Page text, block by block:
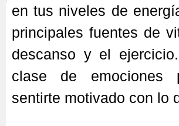
en tus niveles de
principales fuentes de
descanso y el
clase de emociones
sentirte motivado con lo